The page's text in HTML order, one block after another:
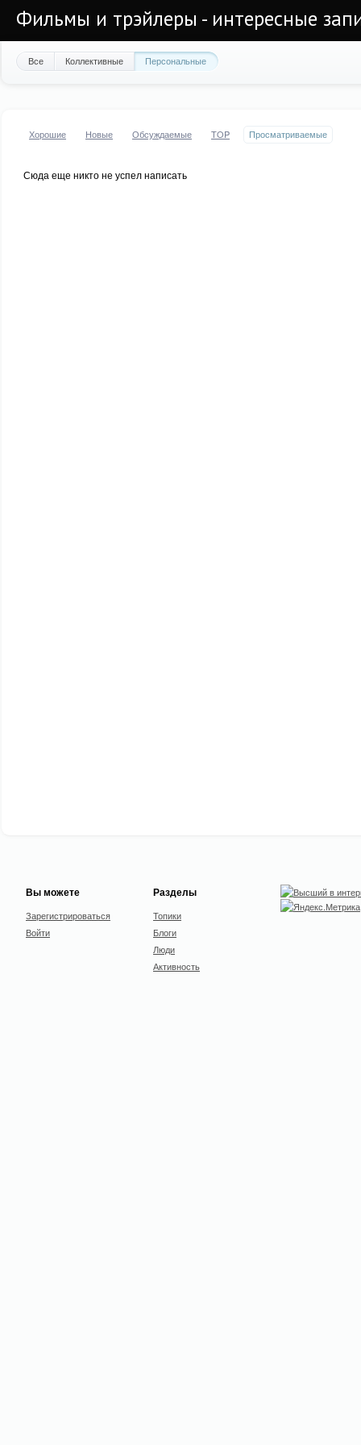
Фильмы и трэйлеры - интересные
Все Коллективные Персональные
Хорошие Новые Обсуждаемые TOP Просматриваемые
Сюда еще никто не успел написать
Вы можете
Зарегистрироваться
Войти
Разделы
Топики
Блоги
Люди
Активность